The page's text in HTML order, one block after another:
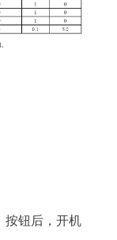
按钮后，开机